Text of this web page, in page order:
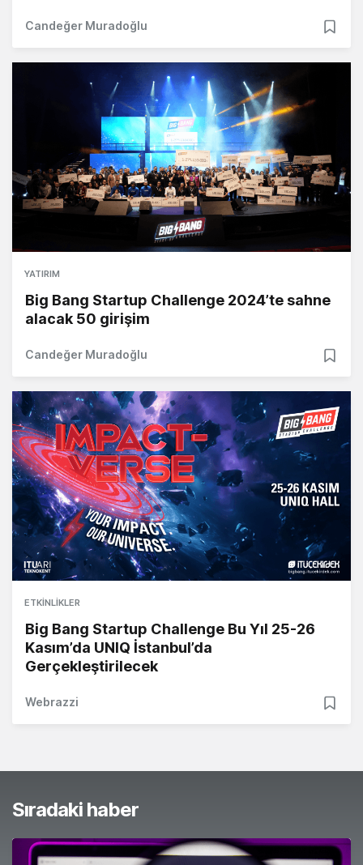
Candeğer Muradoğlu
YATIRIM
Big Bang Startup Challenge 2024’te sahne
alacak 50 girişim
Candeğer Muradoğlu
ETKINLIKLER
Big Bang Startup Challenge Bu Yıl 25-26
Kasım’da UNIQ İstanbul’da
Gerçekleştirilecek
Webrazzi
Sıradaki haber